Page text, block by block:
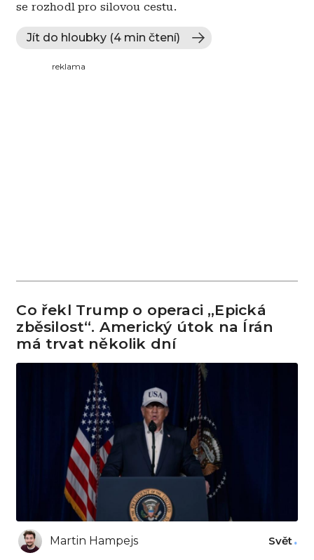
se rozhodl pro silovou cestu.
Jít do hloubky (4 min čtení)
reklama
Co řekl Trump o operaci „Epická
zběsilost“. Americký útok na Írán
má trvat několik dní
Martin Hampejs Svět